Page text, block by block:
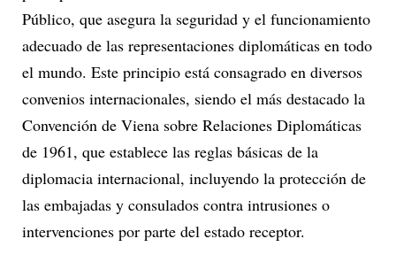
Público, que asegura la seguridad y el funcionamiento
adecuado de las representaciones diplomáticas en todo
el mundo. Este principio está consagrado en diversos
convenios internacionales, siendo el más destacado la
Convención de Viena sobre Relaciones Diplomáticas
de 1961, que establece las reglas básicas de la
diplomacia internacional, incluyendo la protección de
las embajadas y consulados contra intrusiones o
intervenciones por parte del estado receptor.